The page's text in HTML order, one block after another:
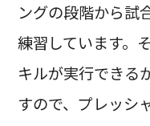
ングの段階から試
練習しています。
キルが実行できる
すので、プレッシ